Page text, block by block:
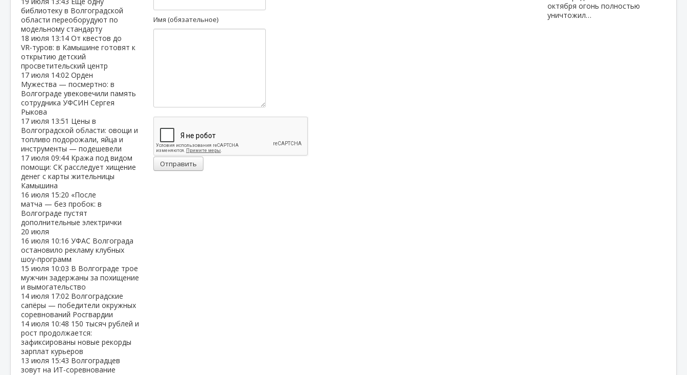
библиотеку в Волгоградской
области переоборудуют по
модельному стандарту
18 июля 13:14 От квестов до
VR‑туров: в Камышине готовят к
открытию детский
просветительский центр
17 июля 14:02 Орден
Мужества — посмертно: в
Волгограде увековечили память
сотрудника УФСИН Сергея
Рыкова
17 июля 13:51 Цены в
Волгоградской области: овощи и
топливо подорожали, яйца и
инструменты — подешевели
17 июля 09:44 Кража под видом
помощи: СК расследует хищение
денег с карты жительницы
Камышина
16 июля 15:20 «После
матча — без пробок: в
Волгограде пустят
дополнительные электрички
20 июля
16 июля 10:16 УФАС Волгограда
остановило рекламу клубных
шоу‑программ
15 июля 10:03 В Волгограде трое
мужчин задержаны за похищение
и вымогательство
14 июля 17:02 Волгоградские
сапёры — победители окружных
соревнований Росгвардии
14 июля 10:48 150 тысяч рублей и
рост продолжается:
зафиксированы новые рекорды
зарплат курьеров
13 июля 15:43 Волгоградцев
зовут на ИТ‑соревнование
Имя (обязательное)
Отправить
октября огонь полностью
уничтожил…